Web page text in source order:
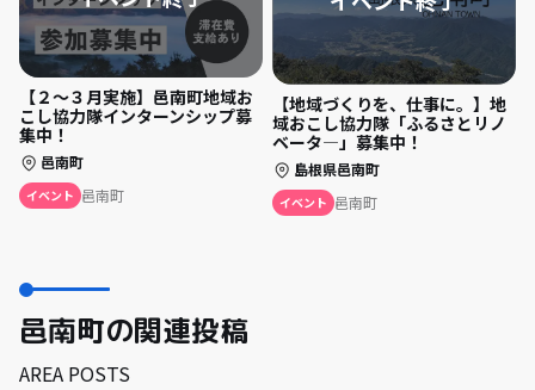
【２～３月実施】邑南町地域お
こし協力隊インターンシップ募
集中！
邑南町
イベント 邑南町
【地域づくりを、仕事に。】地
域おこし協力隊「ふるさとリノ
ベータ―」募集中！
島根県邑南町
イベント 邑南町
邑南町の関連投稿
AREA POSTS